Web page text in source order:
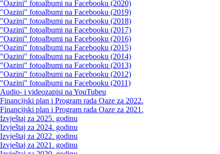
"Oazini" fotoalbumi na Facebooku (2020)
"Oazini" fotoalbumi na Facebooku (2019)
"Oazini" fotoalbumi na Facebooku (2018)
"Oazini" fotoalbumi na Facebooku (2017)
"Oazini" fotoalbumi na Facebooku (2016)
"Oazini" fotoalbumi na Facebooku (2015)
"Oazini" fotoalbumi na Facebooku (2014)
"Oazini" fotoalbumi na Facebooku (2013)
"Oazini" fotoalbumi na Facebooku (2012)
"Oazini" fotoalbumi na Facebooku (2011)
Audio- i videozapisi na YouTubeu
Financijski plan i Program rada Oaze za 2022.
Financijski plan i Program rada Oaze za 2021.
Izvještaj za 2025. godinu
Izvještaj za 2024. godinu
Izvještaj za 2022. godinu
Izvještaj za 2021. godinu